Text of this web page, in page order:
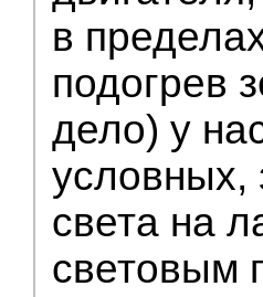
в
подогрев
дело) у
условных,
света на
световым